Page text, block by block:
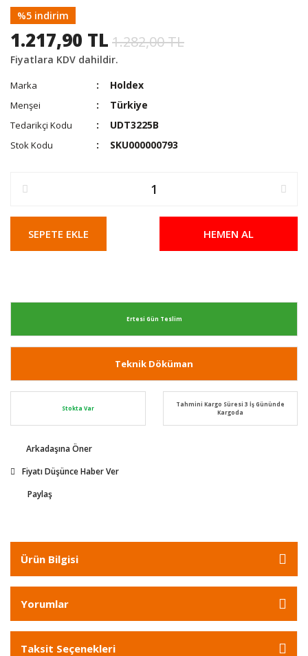
%5 indirim
1.217,90 TL 1.282,00 TL
Fiyatlara KDV dahildir.
Marka Holdex
Menşei Türkiye
Tedarikçi Kodu UDT3225B
Stok Kodu SKU000000793
SEPETE EKLE HEMEN AL
Ertesi Gün Teslim
Teknik Döküman
Stokta Var
Tahmini Kargo Süresi 3 İş Gününde
Kargoda
Arkadaşına Öner
Fiyatı Düşünce Haber Ver
Paylaş
Ürün Bilgisi
Yorumlar
Taksit Seçenekleri